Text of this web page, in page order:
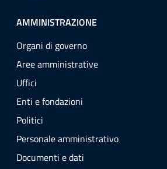
AMMINISTRAZIONE
Organi di governo
Aree amministrative
Uffici
Enti e fondazioni
Politici
Personale amministrativo
Documenti e dati